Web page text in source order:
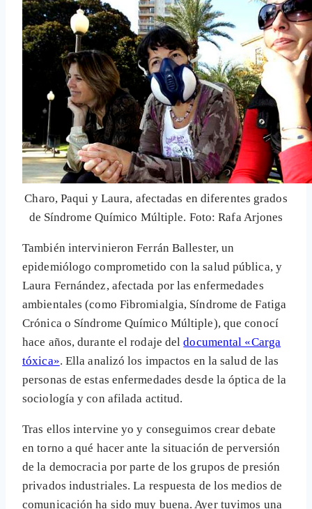
Charo, Paqui y Laura, afectadas en diferentes grados
de Síndrome Químico Múltiple. Foto: Rafa Arjones
También intervinieron Ferrán Ballester, un
epidemiólogo comprometido con la salud pública, y
Laura Fernández, afectada por las enfermedades
ambientales (como Fibromialgia, Síndrome de Fatiga
Crónica o Síndrome Químico Múltiple), que conocí
hace años, durante el rodaje deldocumental «Carga
tóxica». Ella analizó los impactos en la salud de las
personas de estas enfermedades desde la óptica de la
sociología y con afilada actitud.
Tras ellos intervine yo y conseguimos crear debate
en torno a qué hacer ante la situación de perversión
de la democracia por parte de los grupos de presión
privados industriales. La respuesta de los medios de
comunicación ha sido muy buena. Ayer tuvimos una